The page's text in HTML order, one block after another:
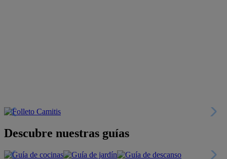
Descubre nuestras guías